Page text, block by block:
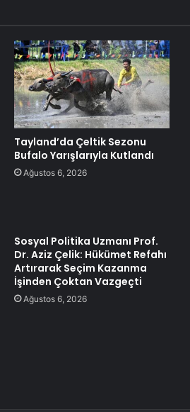
Tayland’da Çeltik Sezonu
Bufalo Yarışlarıyla Kutlandı
Ağustos 6, 2026
Sosyal Politika Uzmanı Prof.
Dr. Aziz Çelik: Hükümet Refahı
Artırarak Seçim Kazanma
İşinden Çoktan Vazgeçti
Ağustos 6, 2026